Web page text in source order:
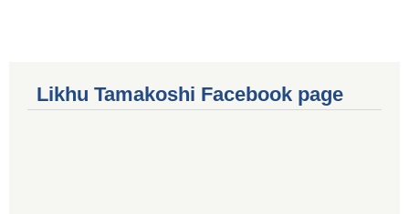
Likhu Tamakoshi Facebook page